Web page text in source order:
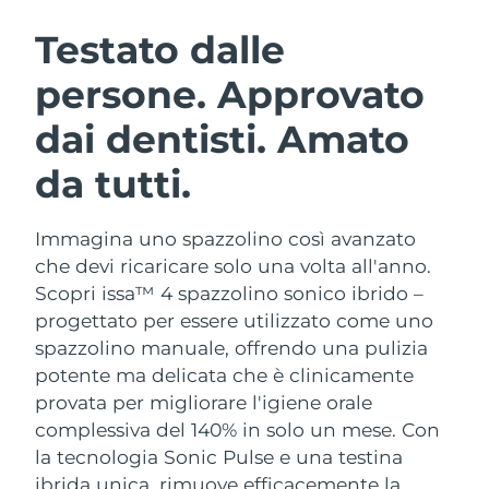
Testato dalle
persone. Approvato
dai dentisti. Amato
da tutti.
Immagina uno spazzolino così avanzato
che devi ricaricare solo una volta all'anno.
Scopri issa™ 4 spazzolino sonico ibrido –
progettato per essere utilizzato come uno
spazzolino manuale, offrendo una pulizia
potente ma delicata che è clinicamente
provata per migliorare l'igiene orale
complessiva del 140% in solo un mese. Con
la tecnologia Sonic Pulse e una testina
ibrida unica, rimuove efficacemente la
Detersione viso
LUNA™ 4 pacchetto
Anti-aging massage
LUNA™ 4 Plus
Massage, LED heating
LUNA™ 4 Men
For men, anti-aging massage
Lifting viso
BEAR™ 2 pacchetto
Microcurrent toning
BEAR™ 2 go
Microcurrent toning on-the-go
BEAR™ 2 eyes & lips
Microcurrent line smoothing device
Idratazione
UFO™ 3 pacchetto
Deep facial hydration
UFO™ 3 LED
Near-infrared and red light therapy
device
Igiene orale
issa™ 4
Hybrid silicone sonic toothbrush
issa™ 4 plus
Smart hybrid silicone sonic toothbrush
TRATTAMENTI ANTI-AGE FAQ™
Anti-age Trattamenti LED
NEW
Austria
Bahrein Consegna stimata 8/12/26
Belgio Consegna stimata8/11/26
Bermuda
Bosnia ed
Erzegovina
Consegna stimata8/14/26
Brunei Consegna stimata 8/16/26
Bulgaria Consegna stimata
Canada Consegna stimata
Cile Consegna stimata8/15/26